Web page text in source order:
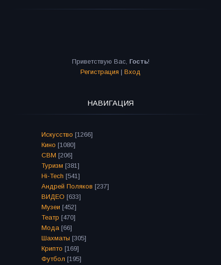
Приветствую Вас, Гость!
Регистрация | Вход
НАВИГАЦИЯ
Искусство [1266]
Кино [1080]
СВМ [206]
Туризм [381]
Hi-Tech [541]
Андрей Поляков [237]
ВИДЕО [633]
Музеи [452]
Театр [470]
Мода [66]
Шахматы [305]
Крипто [169]
Футбол [195]